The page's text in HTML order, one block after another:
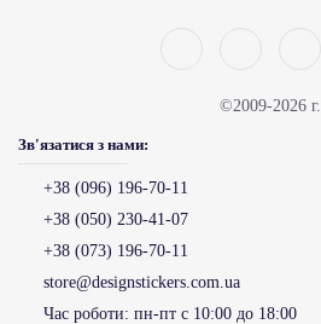
©2009-2026 г.
Зв'язатися з нами:
+38 (096) 196-70-11
+38 (050) 230-41-07
+38 (073) 196-70-11
store@designstickers.com.ua
Час роботи: пн-пт с 10:00 до 18:00